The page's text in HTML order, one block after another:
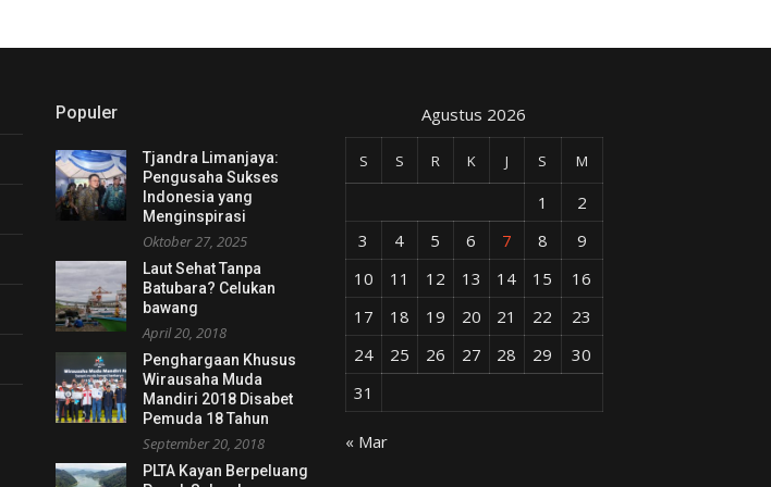
Populer
Tjandra Limanjaya:
Pengusaha Sukses
Indonesia yang
Menginspirasi
Oktober 27, 2025
Laut Sehat Tanpa
Batubara? Celukan
bawang
April 20, 2018
Penghargaan Khusus
Wirausaha Muda
Mandiri 2018 Disabet
Pemuda 18 Tahun
September 20, 2018
PLTA Kayan Berpeluang
Agustus 2026
S S R K J S M
1
2
3
4 5 6 7 8
9
10
11 12 13 14 15
16
17
18 19 20 21 22
23
24
25 26 27 28 29
30
31
« Mar